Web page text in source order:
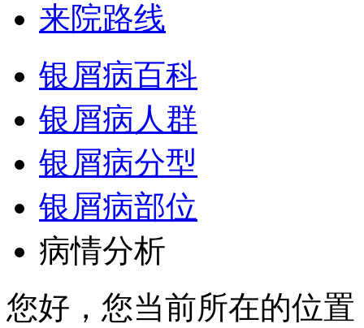
来院路线
银屑病百科
银屑病人群
银屑病分型
银屑病部位
病情分析
您好，您当前所在的位置